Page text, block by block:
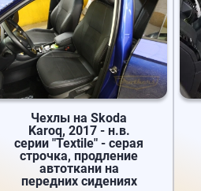
Чехлы на Skoda
Karoq, 2017 - н.в.
серии "Textile" - серая
строчка, продление
автоткани на
передних сидениях